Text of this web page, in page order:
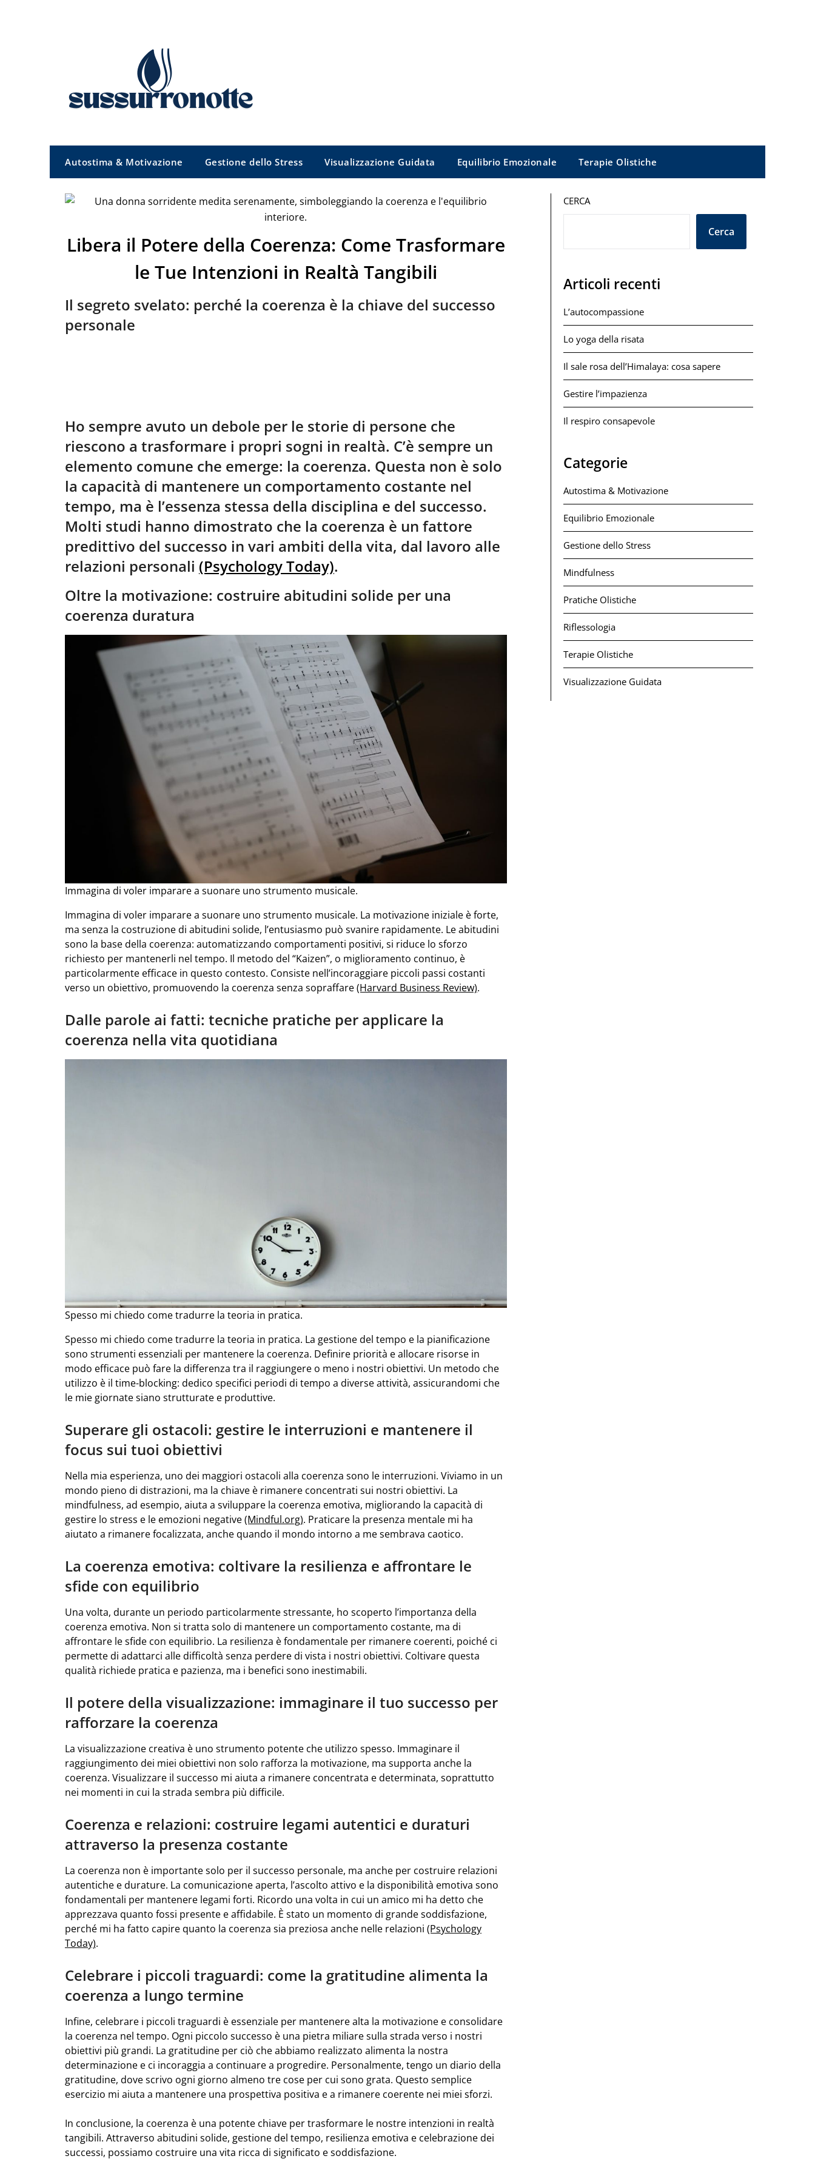
Autostima & Motivazione Gestione dello Stress Visualizzazione Guidata Equilibrio Emozionale Terapie Olistiche
Libera il Potere della Coerenza: Come Trasformare
le Tue Intenzioni in Realtà Tangibili
Il segreto svelato: perché la coerenza è la chiave del successo
personale
Ho sempre avuto un debole per le storie di persone che
riescono a trasformare i propri sogni in realtà. C’è sempre un
elemento comune che emerge: la coerenza. Questa non è solo
la capacità di mantenere un comportamento costante nel
tempo, ma è l’essenza stessa della disciplina e del successo.
Molti studi hanno dimostrato che la coerenza è un fattore
predittivo del successo in vari ambiti della vita, dal lavoro alle
relazioni personali (Psychology Today).
Oltre la motivazione: costruire abitudini solide per una
coerenza duratura
Immagina di voler imparare a suonare uno strumento musicale.
Immagina di voler imparare a suonare uno strumento musicale. La motivazione iniziale è forte,
ma senza la costruzione di abitudini solide, l’entusiasmo può svanire rapidamente. Le abitudini
sono la base della coerenza: automatizzando comportamenti positivi, si riduce lo sforzo
richiesto per mantenerli nel tempo. Il metodo del “Kaizen”, o miglioramento continuo, è
particolarmente efficace in questo contesto. Consiste nell’incoraggiare piccoli passi costanti
verso un obiettivo, promuovendo la coerenza senza sopraffare(Harvard Business Review).
Dalle parole ai fatti: tecniche pratiche per applicare la
coerenza nella vita quotidiana
Spesso mi chiedo come tradurre la teoria in pratica.
Spesso mi chiedo come tradurre la teoria in pratica. La gestione del tempo e la pianificazione
sono strumenti essenziali per mantenere la coerenza. Definire priorità e allocare risorse in
modo efficace può fare la differenza tra il raggiungere o meno i nostri obiettivi. Un metodo che
utilizzo è il time-blocking: dedico specifici periodi di tempo a diverse attività, assicurandomi che
le mie giornate siano strutturate e produttive.
Superare gli ostacoli: gestire le interruzioni e mantenere il
focus sui tuoi obiettivi
Nella mia esperienza, uno dei maggiori ostacoli alla coerenza sono le interruzioni. Viviamo in un
mondo pieno di distrazioni, ma la chiave è rimanere concentrati sui nostri obiettivi. La
mindfulness, ad esempio, aiuta a sviluppare la coerenza emotiva, migliorando la capacità di
gestire lo stress e le emozioni negative(Mindful.org). Praticare la presenza mentale mi ha
aiutato a rimanere focalizzata, anche quando il mondo intorno a me sembrava caotico.
La coerenza emotiva: coltivare la resilienza e affrontare le
sfide con equilibrio
Una volta, durante un periodo particolarmente stressante, ho scoperto l’importanza della
coerenza emotiva. Non si tratta solo di mantenere un comportamento costante, ma di
affrontare le sfide con equilibrio. La resilienza è fondamentale per rimanere coerenti, poiché ci
permette di adattarci alle difficoltà senza perdere di vista i nostri obiettivi. Coltivare questa
qualità richiede pratica e pazienza, ma i benefici sono inestimabili.
Il potere della visualizzazione: immaginare il tuo successo per
rafforzare la coerenza
La visualizzazione creativa è uno strumento potente che utilizzo spesso. Immaginare il
raggiungimento dei miei obiettivi non solo rafforza la motivazione, ma supporta anche la
coerenza. Visualizzare il successo mi aiuta a rimanere concentrata e determinata, soprattutto
nei momenti in cui la strada sembra più difficile.
Coerenza e relazioni: costruire legami autentici e duraturi
attraverso la presenza costante
La coerenza non è importante solo per il successo personale, ma anche per costruire relazioni
autentiche e durature. La comunicazione aperta, l’ascolto attivo e la disponibilità emotiva sono
fondamentali per mantenere legami forti. Ricordo una volta in cui un amico mi ha detto che
apprezzava quanto fossi presente e affidabile. È stato un momento di grande soddisfazione,
perché mi ha fatto capire quanto la coerenza sia preziosa anche nelle relazioni (Psychology
Today).
Celebrare i piccoli traguardi: come la gratitudine alimenta la
coerenza a lungo termine
Infine, celebrare i piccoli traguardi è essenziale per mantenere alta la motivazione e consolidare
la coerenza nel tempo. Ogni piccolo successo è una pietra miliare sulla strada verso i nostri
obiettivi più grandi. La gratitudine per ciò che abbiamo realizzato alimenta la nostra
determinazione e ci incoraggia a continuare a progredire. Personalmente, tengo un diario della
gratitudine, dove scrivo ogni giorno almeno tre cose per cui sono grata. Questo semplice
esercizio mi aiuta a mantenere una prospettiva positiva e a rimanere coerente nei miei sforzi.
In conclusione, la coerenza è una potente chiave per trasformare le nostre intenzioni in realtà
tangibili. Attraverso abitudini solide, gestione del tempo, resilienza emotiva e celebrazione dei
successi, possiamo costruire una vita ricca di significato e soddisfazione.
CERCA
Cerca
Articoli recenti
L’autocompassione
Lo yoga della risata
Il sale rosa dell’Himalaya: cosa sapere
Gestire l’impazienza
Il respiro consapevole
Categorie
Autostima & Motivazione
Equilibrio Emozionale
Gestione dello Stress
Mindfulness
Pratiche Olistiche
Riflessologia
Terapie Olistiche
Visualizzazione Guidata